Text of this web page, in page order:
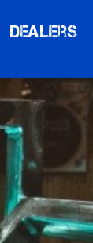
Dealers